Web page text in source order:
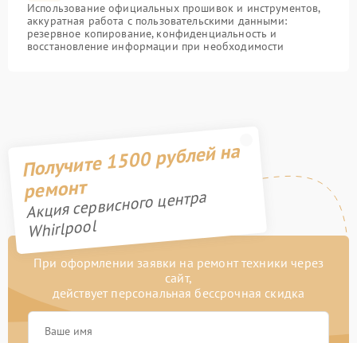
Использование официальных прошивок и инструментов,
аккуратная работа с пользовательскими данными:
резервное копирование, конфиденциальность и
восстановление информации при необходимости
Получите 1500 рублей на
ремонт
Акция сервисного центра
Whirlpool
При оформлении заявки на ремонт техники через
сайт,
действует персональная бессрочная скидка